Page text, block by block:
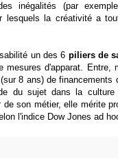
inégalités (par
lesquels la créativité a
un des 6 piliers de
d'apparat. Entre,
8 ans) de financements
du sujet dans la culture
son métier, elle mérite
l'indice Dow Jones ad